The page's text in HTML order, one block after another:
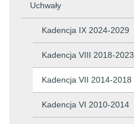
Uchwały
Kadencja IX 2024-2029
Kadencja VIII 2018-2023
Kadencja VII 2014-2018
Kadencja VI 2010-2014